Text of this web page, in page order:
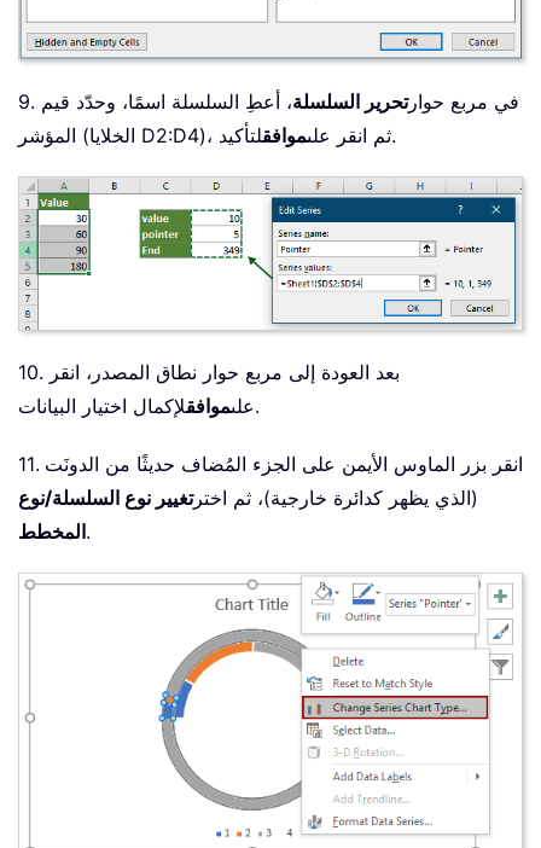
9. في مربع حوارتحرير السلسلة، أعطِ السلسلة اسمًا، وحدّد قيم
المؤشر (الخلايا D2:D4)، ثم انقر علىموافق لتأكيد.
10. بعد العودة إلى مربع حوار نطاق المصدر، انقر
علىموافق لإكمال اختيار البيانات.
11. انقر بزر الماوس الأيمن على الجزء المُضاف حديثًا من الدونَت
(الذي يظهر كدائرة خارجية)، ثم اخترتغيير نوع السلسلة/نوع
المخطط.